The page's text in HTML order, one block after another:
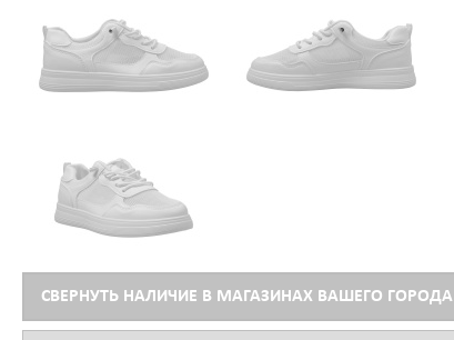
СВЕРНУТЬ НАЛИЧИЕ В МАГАЗИНАХ ВАШЕГО ГОРОДА